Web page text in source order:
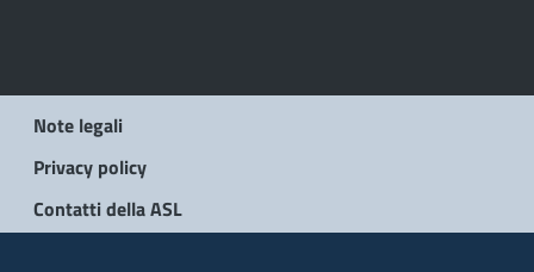
Note legali
Privacy policy
Contatti della ASL